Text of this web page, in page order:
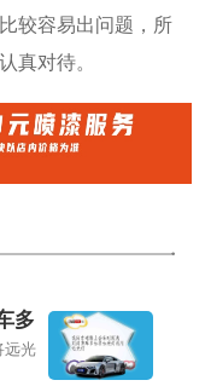
较容易出问题，所
真对待。
多
远光